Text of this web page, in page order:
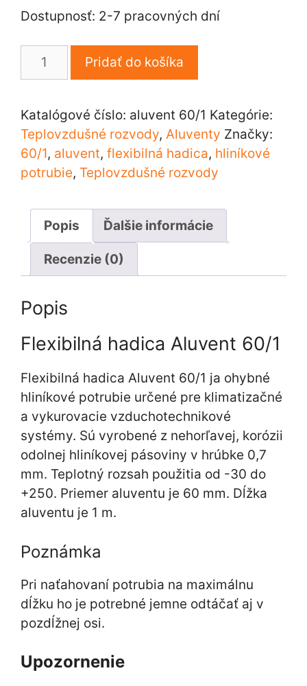
Dostupnosť: 2-7 pracovných dní
množstvo
Aluvent
60/1
Pridať do košíka
Katalógové číslo: aluvent 60/1 Kategórie:
Teplovzdušné rozvody, Aluventy Značky:
60/1, aluvent, flexibilná hadica, hliníkové
potrubie, Teplovzdušné rozvody
Popis Ďalšie informácie
Recenzie (0)
Popis
Flexibilná hadica Aluvent 60/1
Flexibilná hadica Aluvent 60/1 ja ohybné
hliníkové potrubie určené pre klimatizačné
a vykurovacie vzduchotechnikové
systémy. Sú vyrobené z nehorľavej, korózii
odolnej hliníkovej pásoviny v hrúbke 0,7
mm. Teplotný rozsah použitia od -30 do
+250. Priemer aluventu je 60 mm. Dĺžka
aluventu je 1 m.
Poznámka
Pri naťahovaní potrubia na maximálnu
dĺžku ho je potrebné jemne odtáčať aj v
pozdĺžnej osi.
Upozornenie